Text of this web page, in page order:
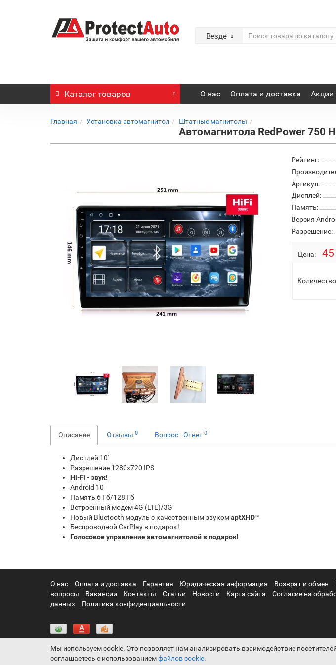
Везде
Каталог товаров О нас Оплата и доставка Акции
Главная Установка автомагнитол Штатные магнитолы
Автомагнитола RedPower 750
Рейтинг:
Артикул:
Дисплей:
Память:
Версия
Разрешение:
Цена: 45
Описание Отзывы 0 Вопрос - Ответ 0
Дисплей 10'
Разрешение 1280x720 IPS
Hi-Fi - звук!
Android 10
Память 6 Гб/128 Гб
Встроенный модем 4G (LTE)/3G
Новый Bluetooth модуль с качественным звукомaptXHD™
Беспроводной CarPlay в подарок!
Голосовое управление автомагнитолой в подарок!
О нас Оплата и доставка Гарантия Юридическая информация Возврат и обмен
вопросы
Вакансии Контакты Статьи Новости Карта сайта
Согласие на
данных
Политика конфиденциальности
Мы используем cookie. Это позволяет нам анализировать взаимодействие
соглашаетесь с использованиемфайлов cookie.